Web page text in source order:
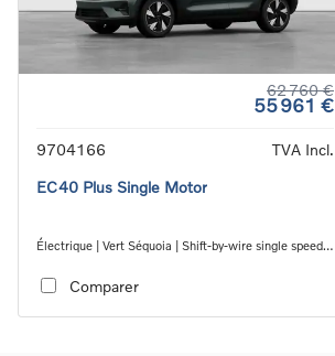
62 760 €
55 961 €
9704166
TVA Incl.
EC40 Plus Single Motor
Électrique | Vert Séquoia | Shift-by-wire single speed
Comparer